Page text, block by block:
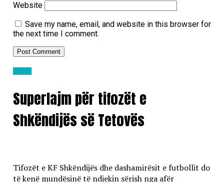
Website
Save my name, email, and website in this browser for
the next time I comment.
Superlajm për tifozët e
Shkëndijës së Tetovës
Tifozët e KF Shkëndijës dhe dashamirësit e futbollit do
të kenë mundësinë të ndjekin sërish nga afër